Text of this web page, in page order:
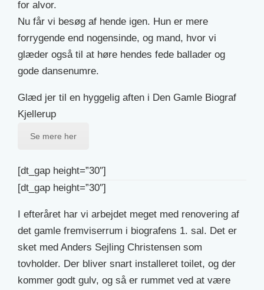
for alvor.
Nu får vi besøg af hende igen. Hun er mere
forrygende end nogensinde, og mand, hvor vi
glæder også til at høre hendes fede ballader og
gode dansenumre.
Glæd jer til en hyggelig aften i Den Gamle Biograf
Kjellerup
Se mere her
[dt_gap height=”30″]
[dt_gap height=”30″]
I efteråret har vi arbejdet meget med renovering af
det gamle fremviserrum i biografens 1. sal. Det er
sket med Anders Sejling Christensen som
tovholder. Der bliver snart installeret toilet, og der
kommer godt gulv, og så er rummet ved at være